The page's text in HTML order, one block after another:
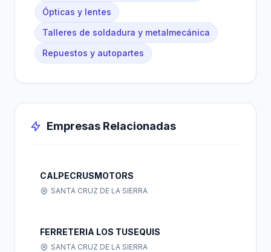
Ópticas y lentes
Talleres de soldadura y metalmecánica
Repuestos y autopartes
Empresas Relacionadas
CALPECRUSMOTORS
SANTA CRUZ DE LA SIERRA
FERRETERIA LOS TUSEQUIS
SANTA CRUZ DE LA SIERRA